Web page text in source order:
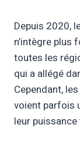
Depuis 2020,
n’intègre plus
toutes les
qui a allégé
Cependant,
voient parfois
leur